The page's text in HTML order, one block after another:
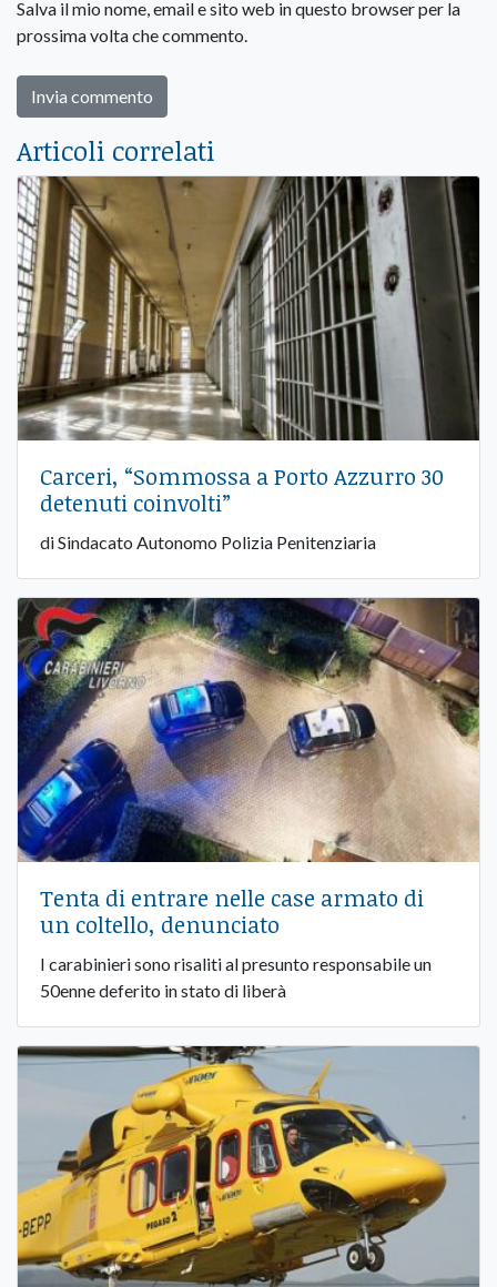
Salva il mio nome, email e sito web in questo browser per la
prossima volta che commento.
Articoli correlati
Carceri, “Sommossa a Porto Azzurro 30
detenuti coinvolti”
di Sindacato Autonomo Polizia Penitenziaria
Tenta di entrare nelle case armato di
un coltello, denunciato
I carabinieri sono risaliti al presunto responsabile un
50enne deferito in stato di liberà